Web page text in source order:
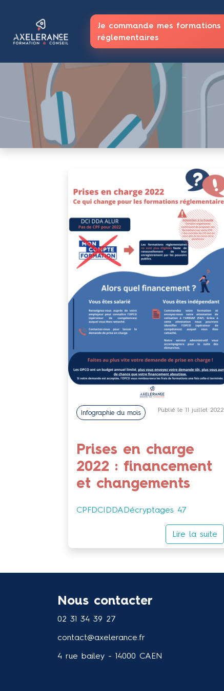
Je commande mes formations
réglementaires
Infographie du mois Publié le 11 juillet 2022
Prises en charge
2022 : financement
et changements
CPFDCIDDADécryptages 47
Lire la suite
Nous contacter
02 31 34 39 27
contact@axelerance.fr
4 rue bailey - 14000 CAEN